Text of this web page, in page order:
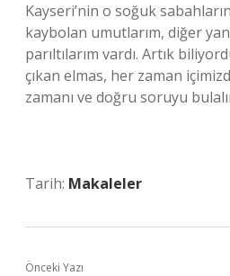
Kayseri’nin o soğuk
kaybolan umutlarım, diğer
parıltılarım vardı. Artık
çıkan elmas, her zaman
zamanı ve doğru soruyu
Tarih: Makaleler
Önceki Yazı